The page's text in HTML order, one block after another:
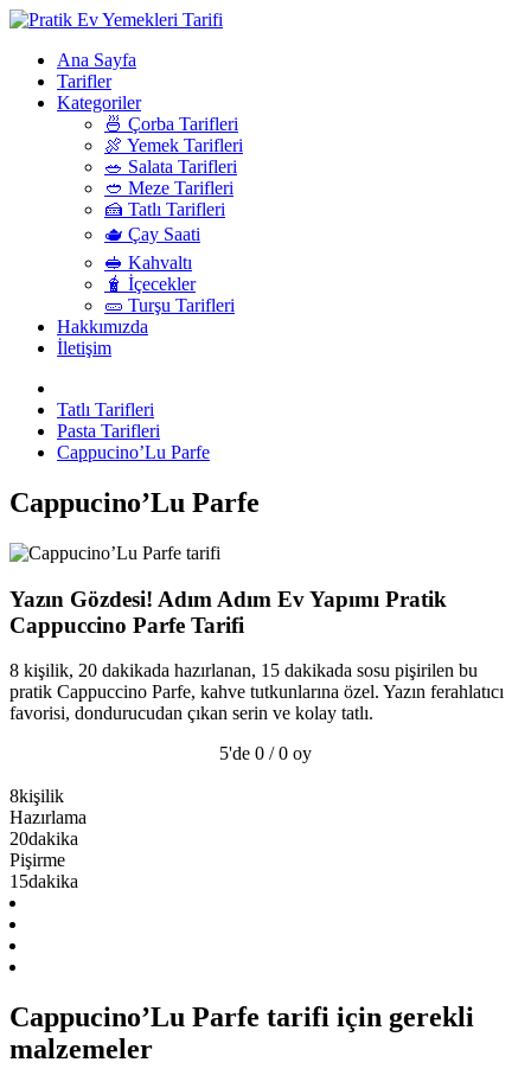
Ana Sayfa
Tarifler
Kategoriler
🍜 Çorba Tarifleri
🍖 Yemek Tarifleri
🥗 Salata Tarifleri
🥙 Meze Tarifleri
🍰 Tatlı Tarifleri
🫖 Çay Saati
🥪 Kahvaltı
🧋 İçecekler
🥒 Turşu Tarifleri
Hakkımızda
İletişim
Tatlı Tarifleri
Pasta Tarifleri
Cappucino’Lu Parfe
Cappucino’Lu Parfe
Yazın Gözdesi! Adım Adım Ev Yapımı Pratik
Cappuccino Parfe Tarifi
8 kişilik, 20 dakikada hazırlanan, 15 dakikada sosu pişirilen bu
pratik Cappuccino Parfe, kahve tutkunlarına özel. Yazın ferahlatıcı
favorisi, dondurucudan çıkan serin ve kolay tatlı.
5'de 0 / 0 oy
8kişilik
Hazırlama
20dakika
Pişirme
15dakika
Cappucino’Lu Parfe tarifi için gerekli
malzemeler